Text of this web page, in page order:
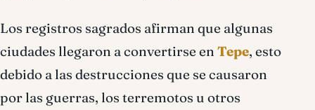
Los registros sagrados afirman que algunas
ciudades llegaron a convertirse en Tepe, esto
debido a las destrucciones que se causaron
por las guerras, los terremotos u otros